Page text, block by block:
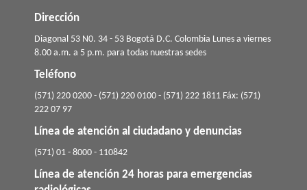
Dirección
​​​Diagonal 53 N0. 34 - 53 Bogotá D.C. Colombia Lunes a viernes
8.00 a.m. a 5 p.m. para todas nuestras sedes
Teléfono
(571) 220 0200 - (571) 220 0100 - (571) 222 1811 Fáx: (571)
222 07 97
Línea de atención al ciudadano y denuncias
(571) 01 - 8000 - 110842
Línea de atención 24 horas para emergencias